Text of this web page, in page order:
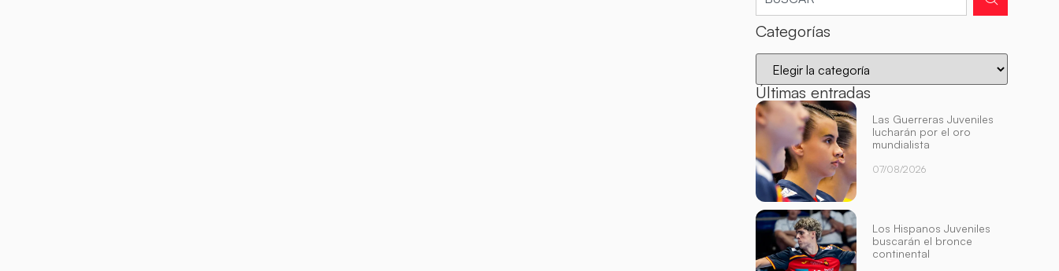
Categorías
Últimas entradas
Las Guerreras Juveniles
lucharán por el oro
mundialista
07/08/2026
Los Hispanos Juveniles
buscarán el bronce
continental